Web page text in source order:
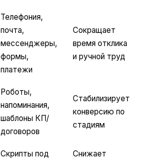
Телефония,
почта,
мессенджеры,
формы,
платежи
Сокращает
время отклика
и ручной труд
Роботы,
напоминания,
шаблоны КП/
договоров
Стабилизирует
конверсию по
стадиям
Скрипты под
Снижает